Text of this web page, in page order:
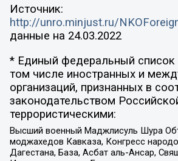
Источник:
http://unro.minjust.ru/
данные на 24.03.2022
* Единый федеральный список
том числе иностранных и
организаций, признанных в
законодательством
террористическими:
Высший военный Маджлисуль Шура
моджахедов Кавказа, Конгресс
Дагестана, База, Асбат аль-Ансар,